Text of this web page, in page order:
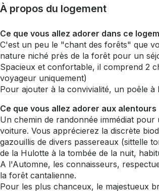
À propos du logement
Ce que vous allez adorer dans ce
C'est un peu le "chant des forêts" que
nature niché près de la forêt pour un
Spacieux et confortable, il comprend 2
voyageur uniquement)
Pour ajouter à la convivialité, un poêle
Ce que vous allez adorer aux alentours
Un chemin de randonnée immédiat
voiture. Vous apprécierez la discrète
gazouillis de divers passereaux (sittelle
de la Hulotte à la tombée de la nuit,
A l'Automne, les connaisseurs,
la forêt cantalienne.
Pour les plus chanceux, le majestueux